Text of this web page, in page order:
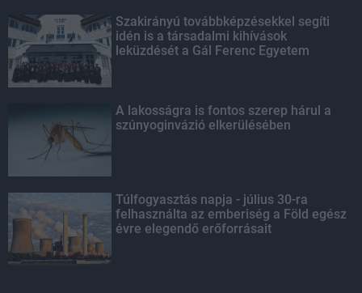
Szakirányú továbbképzésekkel segíti
idén is a társadalmi kihívások
leküzdését a Gál Ferenc Egyetem
A lakosságra is fontos szerep hárul a
szúnyoginvázió elkerülésében
Túlfogyasztás napja - július 30-ra
felhasználta az emberiség a Föld egész
évre elegendő erőforrásait